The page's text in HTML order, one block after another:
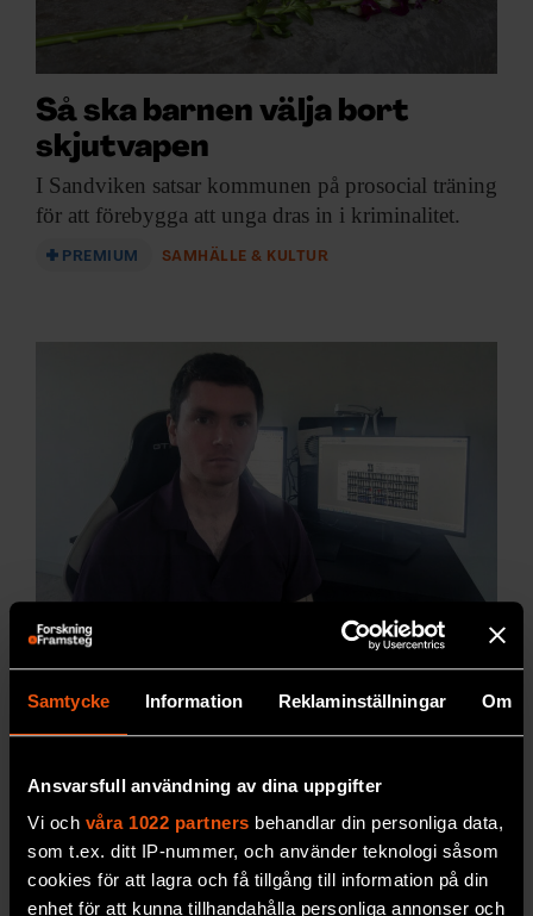
Samtycke Information Reklaminställningar Om
Ansvarsfull användning av dina uppgifter
Vi och våra 1022 partners behandlar din personliga data,
som t.ex. ditt IP-nummer, och använder teknologi såsom
cookies för att lagra och få tillgång till information på din
enhet för att kunna tillhandahålla personliga annonser och
Så ska barnen välja bort
skjutvapen
I Sandviken satsar kommunen på prosocial träning
för att förebygga att unga dras in i kriminalitet.
PREMIUM SAMHÄLLE & KULTUR
Sholto David avslöjar slarv
och fusk i forskningsvärldens
finrum
Dana-Farber drog de tillbaka 6 forskningsartiklar
och ytterligare 31 korrigerades. Nu har 32-åringen
siktet inställd på fler ansedda forskningsinstitut.
MEDICIN & HÄLSA